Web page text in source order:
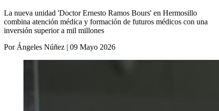
La nueva unidad 'Doctor Ernesto Ramos Bours' en Hermosillo
combina atención médica y formación de futuros médicos con una
inversión superior a mil millones
Por Ángeles Núñez | 09 Mayo 2026